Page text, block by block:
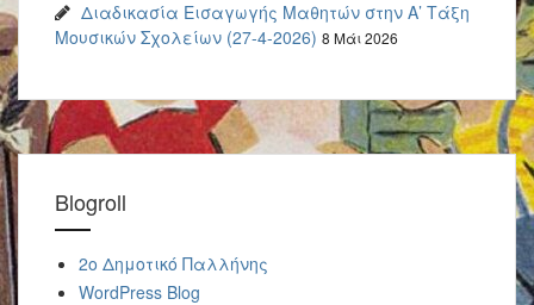
Διαδικασία Εισαγωγής Μαθητών στην Α’ Τάξη
Μουσικών Σχολείων (27-4-2026) 8 Μάι 2026
Blogroll
2o Δημοτικό Παλλήνης
WordPress Blog